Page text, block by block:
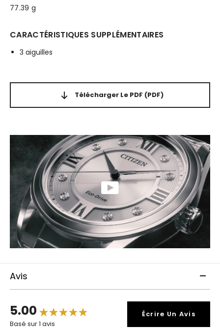
77.39 g
CARACTÉRISTIQUES SUPPLÉMENTAIRES
3 aiguilles
Télécharger Le PDF (PDF)
Avis
5.00
Basé sur 1 avis
Écrire Un Avis